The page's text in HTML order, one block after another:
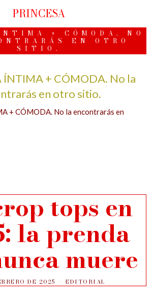
+ CÓMODA. NO
EN OTRO
SITIO.
+ CÓMODA. No la encontrarás en
PRINCESA
tops en
la prenda
muere
DE 2025 EDITORIAL